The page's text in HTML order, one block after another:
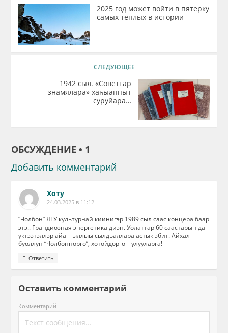
2025 год может войти в пятерку
самых теплых в истории
СЛЕДУЮЩЕЕ
1942 сыл. «Советтар
знамялара» хаһыаппыт
суруйара…
ОБСУЖДЕНИЕ • 1
Добавить комментарий
Хоту
24.03.2025 в 11:12
“Чолбон” ЯГУ культурнай киинигэр 1989 сыл саас концера баар
этэ.. Грандиозная энергетика диэн. Уолаттар 60 саастарын да
үктээтэллэр айа – ыллыы сылдьаллара астык эбит. Айхал
буоллун “Чолбоннорго”, хотойдорго – улууларга!
Ответить
Оставить комментарий
Комментарий